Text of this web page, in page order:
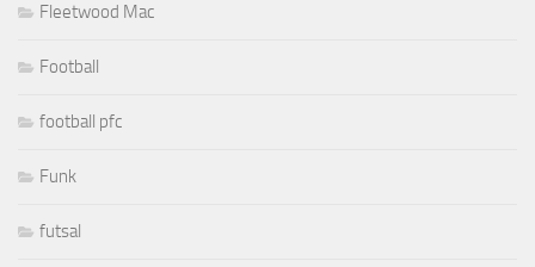
Fleetwood Mac
Football
football pfc
Funk
futsal